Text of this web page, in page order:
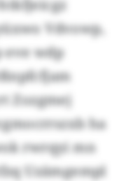
Vdvowp,
eve wdp
Zozgmej
ha
rwrqyi mn
Uzämgempl